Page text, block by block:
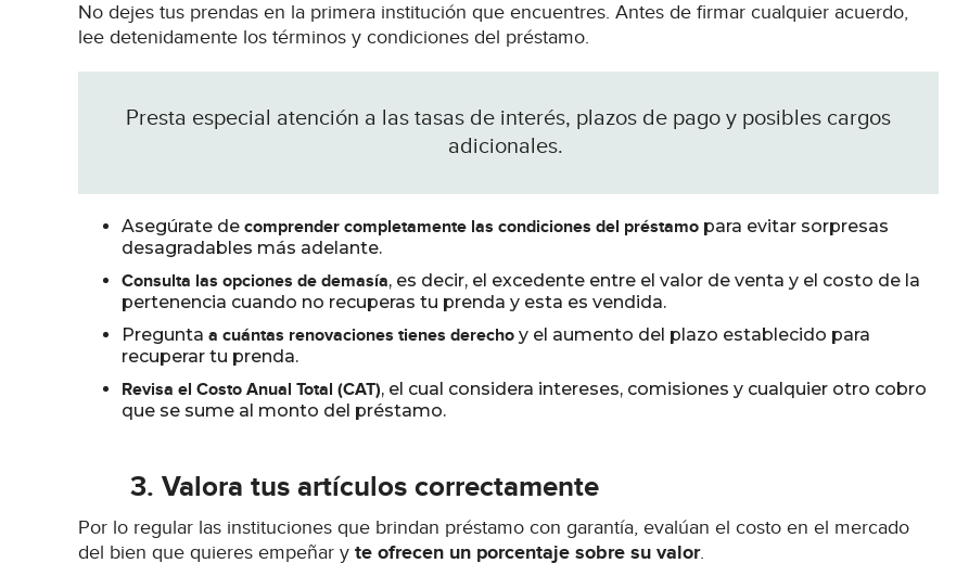
No dejes tus prendas en la primera institución que encuentres. Antes de firmar cualquier acuerdo,
lee detenidamente los términos y condiciones del préstamo.
Presta especial atención a las tasas de interés, plazos de pago y posibles cargos
adicionales.
Asegúrate de comprender completamente las condiciones del préstamo para evitar sorpresas
desagradables más adelante.
Consulta las opciones de demasía, es decir, el excedente entre el valor de venta y el costo de la
pertenencia cuando no recuperas tu prenda y esta es vendida.
Pregunta a cuántas renovaciones tienes derecho y el aumento del plazo establecido para
recuperar tu prenda.
Revisa el Costo Anual Total (CAT), el cual considera intereses, comisiones y cualquier otro cobro
que se sume al monto del préstamo.
3. Valora tus artículos correctamente
Por lo regular las instituciones que brindan préstamo con garantía, evalúan el costo en el mercado
del bien que quieres empeñar y te ofrecen un porcentaje sobre su valor.